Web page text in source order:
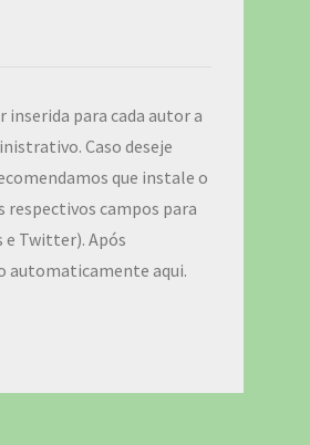
inserida para cada autor a
Caso deseje
que instale o
respectivos campos para
e Twitter). Após
automaticamente aqui.